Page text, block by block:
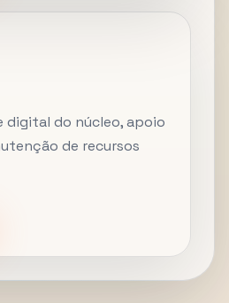
digital do núcleo, apoio
de recursos